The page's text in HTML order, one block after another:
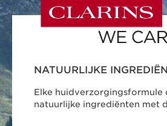
NATUURLIJKE
Elke huidverzorgingsformule
natuurlijke ingrediënten met